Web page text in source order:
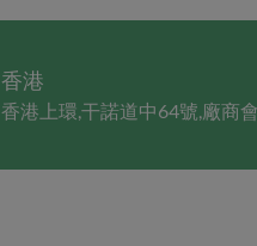
香港
香港上環,干諾道中64號,廠商